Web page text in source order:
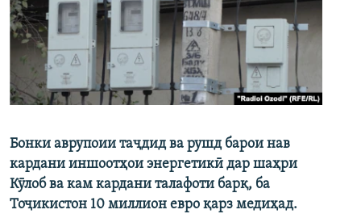
Бонки аврупоии таҷдид ва рушд барои нав
кардани иншоотҳои энергетикӣ дар шаҳри
Кӯлоб ва кам кардани талафоти барқ, ба
Тоҷикистон 10 миллион евро қарз медиҳад.